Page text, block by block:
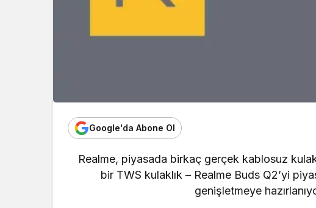
Google'da Abone Ol
Realme, piyasada birkaç gerçek kablosuz
bir TWS kulaklık – Realme Buds Q2’yi
genişletmeye